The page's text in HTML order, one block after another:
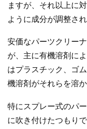
ますが、それ以上に
ように成分が調整され
安価なパーツクリー
が、主に有機溶剤に
はプラスチック、ゴ
機溶剤がそれらを溶
特にスプレー式のパ
に吹き付けたつもり